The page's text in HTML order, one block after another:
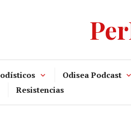
Odisea Podcast
Resistencias